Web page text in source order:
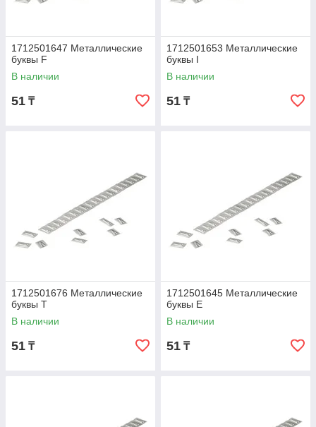
1712501647 Металлические
буквы F
В наличии
51 ₸
1712501653 Металлические
буквы I
В наличии
51 ₸
1712501676 Металлические
буквы T
В наличии
51 ₸
1712501645 Металлические
буквы E
В наличии
51 ₸